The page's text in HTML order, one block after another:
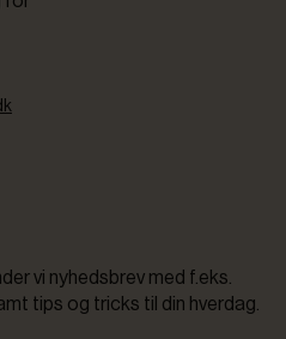
vi nyhedsbrev med f.eks.
tips og tricks til din hverdag.